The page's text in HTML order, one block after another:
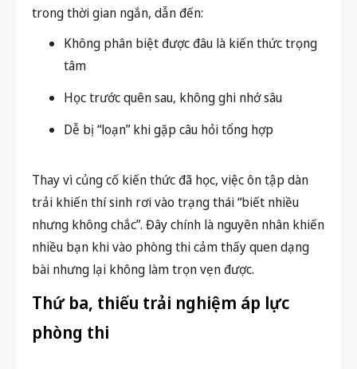
trong thời gian ngắn, dẫn đến:
Không phân biệt được đâu là kiến thức trọng
tâm
Học trước quên sau, không ghi nhớ sâu
Dễ bị “loạn” khi gặp câu hỏi tổng hợp
Thay vì củng cố kiến thức đã học, việc ôn tập dàn
trải khiến thí sinh rơi vào trạng thái “biết nhiều
nhưng không chắc”. Đây chính là nguyên nhân khiến
nhiều bạn khi vào phòng thi cảm thấy quen dạng
bài nhưng lại không làm trọn vẹn được.
Thứ ba, thiếu trải nghiệm áp lực
phòng thi